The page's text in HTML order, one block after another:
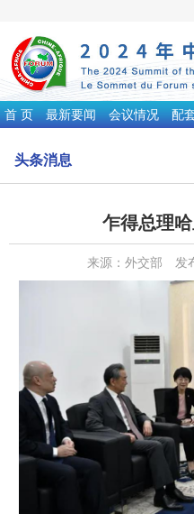
首 页 最新要闻 会议情况 配
头条消息
乍得总理
来源：外交部 发